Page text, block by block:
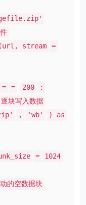
stream
=
= = 200
:
块写入数据
, 'wb'
) as
=
1024
的空数据块